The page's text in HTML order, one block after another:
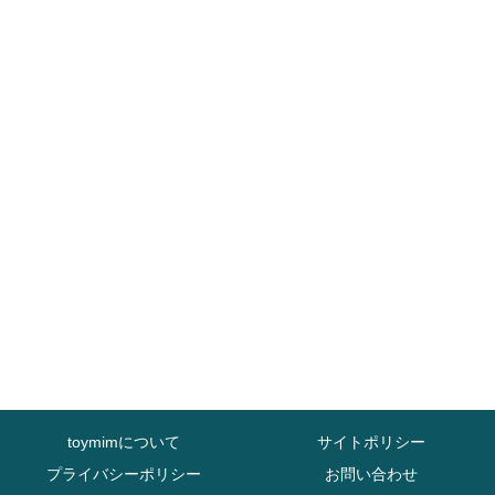
toymimについて
サイトポリシー
プライバシーポリシー
お問い合わせ